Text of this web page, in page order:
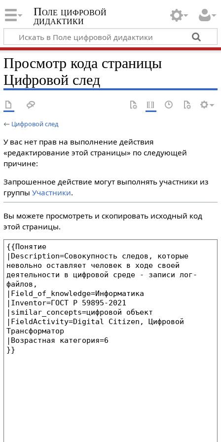
Поле цифровой
дидактики
Просмотр кода страницы
Цифровой след
← Цифровой след
У вас нет прав на выполнение действия
«редактирование этой страницы» по следующей
причине:
Запрошенное действие могут выполнять участники из
группы Участники.
Вы можете просмотреть и скопировать исходный код
этой страницы.